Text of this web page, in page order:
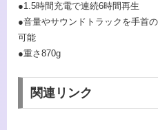
●1.5時間充電で連続6時間再生
●音量やサウンドトラックを手首
可能
●重さ870g
関連リンク